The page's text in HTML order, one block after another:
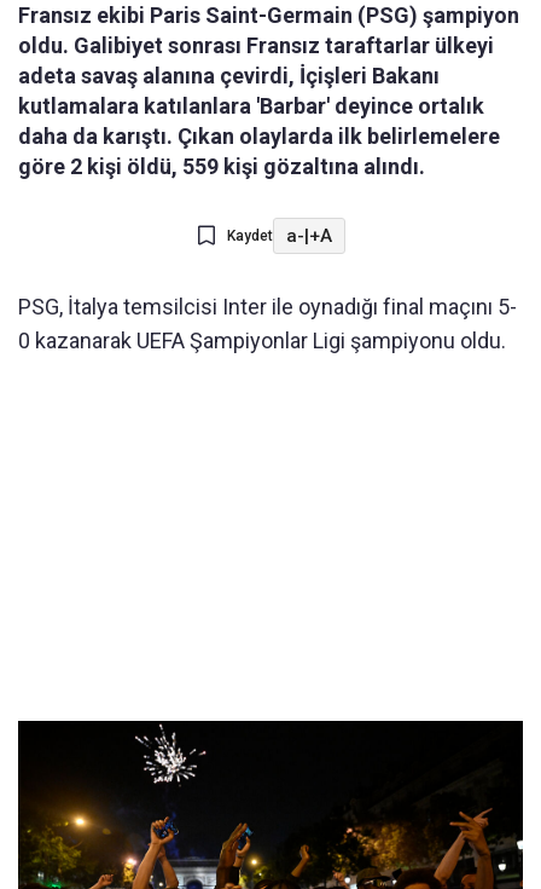
Fransız ekibi Paris Saint-Germain (PSG) şampiyon
oldu. Galibiyet sonrası Fransız taraftarlar ülkeyi
adeta savaş alanına çevirdi, İçişleri Bakanı
kutlamalara katılanlara 'Barbar' deyince ortalık
daha da karıştı. Çıkan olaylarda ilk belirlemelere
göre 2 kişi öldü, 559 kişi gözaltına alındı.
Kaydet a-|+A
PSG, İtalya temsilcisi Inter ile oynadığı final maçını 5-
0 kazanarak UEFA Şampiyonlar Ligi şampiyonu oldu.